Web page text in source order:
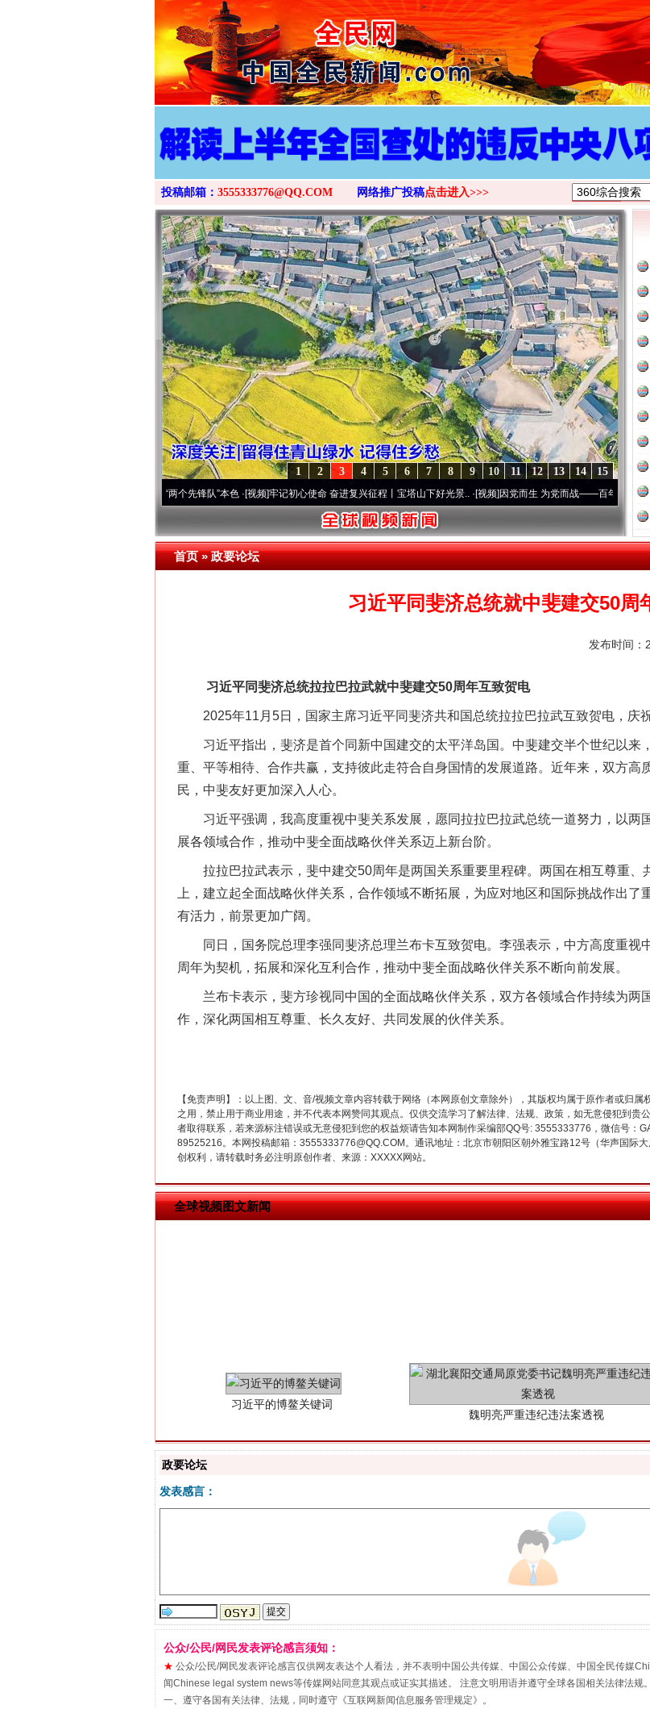
>
投稿邮箱： 3555333776@QQ.COM 网络推广投稿点击进入>>>
15
14
13
12
11
10
9
8
7
6
5
4
3
2
1
永葆“两个先锋队”本色·[视频]牢记初心使命 奋进复兴征程丨宝塔山下好光景..·[视频]因党而生 为党而战——百年“纪”事⑧加强纪
首页»政要论坛
习近平同斐济总统就中斐建交50周
发布时间：
习近平同斐济总统拉拉巴拉武就中斐建交50周年互致贺电
2025年11月5日，国家主席习近平同斐济共和国总统拉拉巴拉武互致贺电，庆祝
习近平指出，斐济是首个同新中国建交的太平洋岛国。中斐建交半个世纪以来
重、平等相待、合作共赢，支持彼此走符合自身国情的发展道路。近年来，双方高
民，中斐友好更加深入人心。
习近平强调，我高度重视中斐关系发展，愿同拉拉巴拉武总统一道努力，以两
展各领域合作，推动中斐全面战略伙伴关系迈上新台阶。
拉拉巴拉武表示，斐中建交50周年是两国关系重要里程碑。两国在相互尊重、
上，建立起全面战略伙伴关系，合作领域不断拓展，为应对地区和国际挑战作出
有活力，前景更加广阔。
同日，国务院总理李强同斐济总理兰布卡互致贺电。李强表示，中方高度重视
周年为契机，拓展和深化互利合作，推动中斐全面战略伙伴关系不断向前发展。
兰布卡表示，斐方珍视同中国的全面战略伙伴关系，双方各领域合作持续为两
作，深化两国相互尊重、长久友好、共同发展的伙伴关系。
【免责声明】：以上图、文、音/视频文章内容转载于网络（本网原创文章除外），其版权均属于原作者或归
之用，禁止用于商业用途，并不代表本网赞同其观点。仅供交流学习了解法律、法规、政策，如无意侵犯到贵
者取得联系，若来源标注错误或无意侵犯到您的权益烦请告知本网制作采编部QQ号: 3555333776，微信号：
89525216。本网投稿邮箱：3555333776@QQ.COM。通讯地址：北京市朝阳区朝外雅宝路12号（华声国际
创权利，请转载时务必注明原创作者、来源：XXXXX网站。
全球视频图文新闻
网上购药对药下症？
这是一记警钟！
在谋一域中谋全局
今年投资意愿榜揭晓
生物安全法正式实施
政要论坛
发表感言：
公众/公民/网民发表评论感言须知：
★ 公众/公民/网民发表评论感言仅供网友表达个人看法，并不表明中国公共传媒、中国公众传媒、中国全民传媒
闻Chinese legal system news等传媒网站同意其观点或证实其描述。 注意文明用语并遵守全球各国相关法律法规。
一、遵守各国有关法律、法规，同时遵守《互联网新闻信息服务管理规定》。